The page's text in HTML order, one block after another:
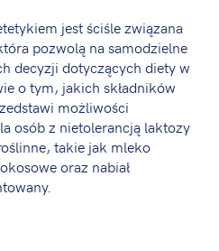
jest ściśle związana
pozwolą na samodzielne
decyzji dotyczących diety w
o tym, jakich składników
możliwości
osób z nietolerancją laktozy
takie jak mleko
oraz nabiał